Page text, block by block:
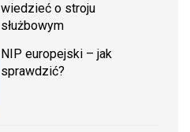
wiedzieć o stroju
służbowym
NIP europejski – jak
sprawdzić?